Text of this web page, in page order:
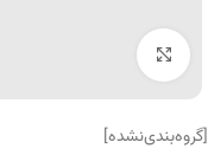
برای بزرگنمایی کلیک کنید
[گروه‌بندی‌نشده]